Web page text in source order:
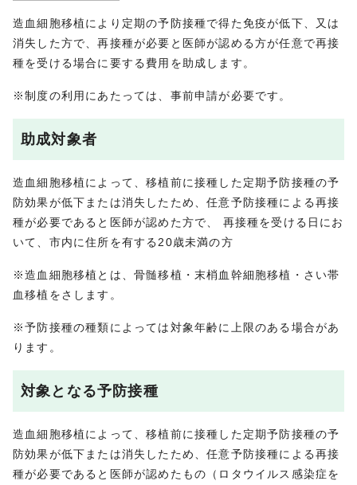
造血細胞移植により定期の予防接種で得た免疫が低下、又は
消失した方で、再接種が必要と医師が認める方が任意で再接
種を受ける場合に要する費用を助成します。
※制度の利用にあたっては、事前申請が必要です。
助成対象者
造血細胞移植によって、移植前に接種した定期予防接種の予
防効果が低下または消失したため、任意予防接種による再接
種が必要であると医師が認めた方で、 再接種を受ける日にお
いて、市内に住所を有する20歳未満の方
※造血細胞移植とは、骨髄移植・末梢血幹細胞移植・さい帯
血移植をさします。
※予防接種の種類によっては対象年齢に上限のある場合があ
ります。
対象となる予防接種
造血細胞移植によって、移植前に接種した定期予防接種の予
防効果が低下または消失したため、任意予防接種による再接
種が必要であると医師が認めたもの（ロタウイルス感染症を